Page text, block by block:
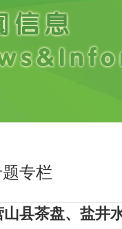
专栏
山县茶盘、盐井